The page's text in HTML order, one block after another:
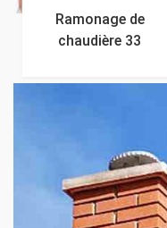
Ramonage de
chaudière 33